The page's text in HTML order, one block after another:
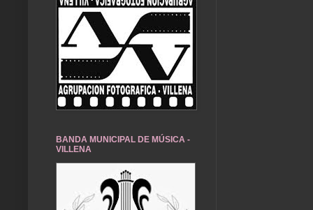
BANDA MUNICIPAL DE MÚSICA -
VILLENA